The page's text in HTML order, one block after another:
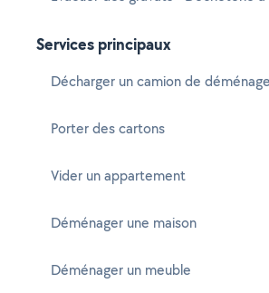
Services principaux
Décharger un camion de
Porter des cartons
Vider un appartement
Déménager une maison
Déménager un meuble